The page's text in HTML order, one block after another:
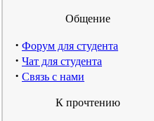
Общение
· Форум для студента
· Чат для студента
· Связь с нами
К прочтению